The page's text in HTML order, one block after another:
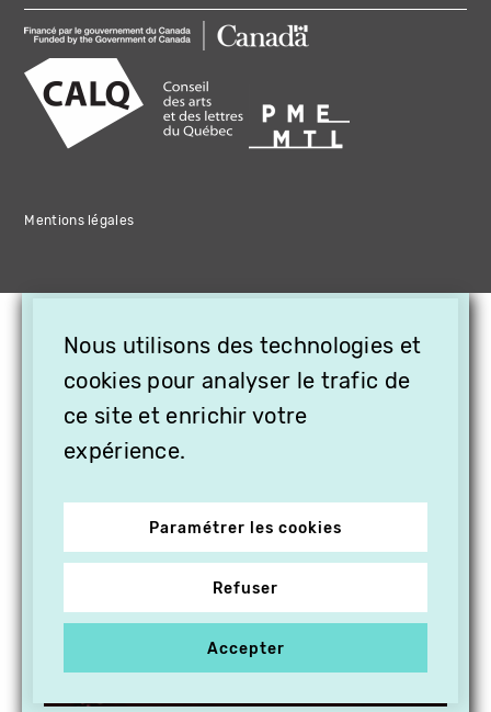
Mentions légales
Nous utilisons des technologies et
cookies pour analyser le trafic de
ce site et enrichir votre
expérience.
Paramétrer les cookies
Refuser
Accepter
OFFREZ LA VIDÉO EN
CADEAU, ABONNEZ VOS
PROCHES À VITHÈQUE !